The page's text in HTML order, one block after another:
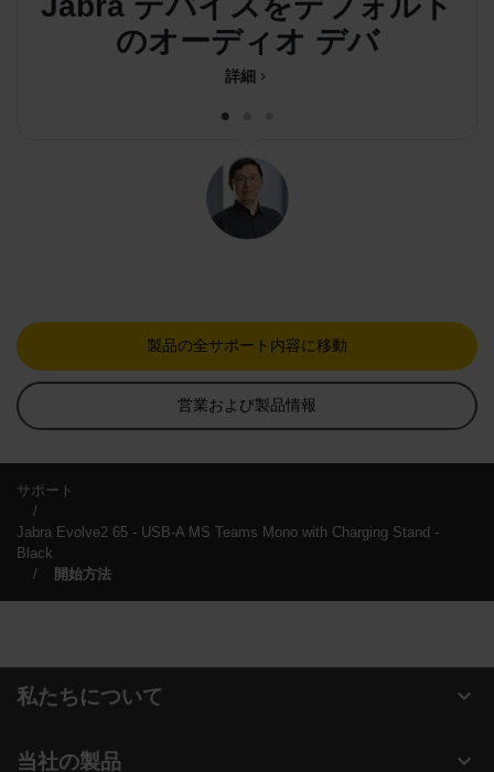
のオーディオ デバイスとして
設定
詳細
製品の全サポート内容に移動
サポート
Jabra Evolve2 65 - USB-A MS Teams Mono with Charging Stand -